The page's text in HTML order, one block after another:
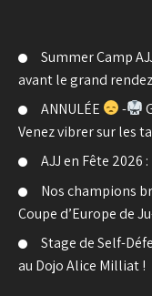
Summer Camp
avant le grand
ANNULÉE
-
Venez vibrer sur les
AJJ en Fête
Nos champions
Coupe d’Europe de
Stage de Self-
au Dojo Alice Milliat !